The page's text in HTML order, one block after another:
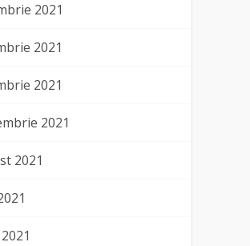
2021
2021
2021
2021
2021